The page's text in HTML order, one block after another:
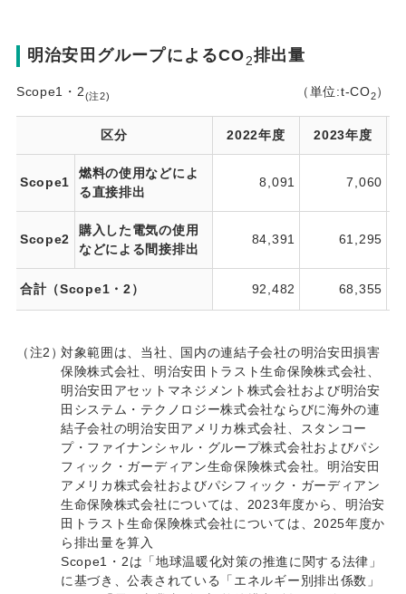
明治安田グループによるCO 2排出量
Scope1・2(注2) （単位:t-CO2）
区分 2022年度 2023年度
Scope1
燃料の使用などによ
る直接排出
8,091 7,060
Scope2
購入した電気の使用
などによる間接排出
84,391 61,295
合計（Scope1・2） 92,482 68,355
（注2）対象範囲は、当社、国内の連結子会社の明治安田損害
保険株式会社、明治安田トラスト生命保険株式会社、
明治安田アセットマネジメント株式会社および明治安
田システム・テクノロジー株式会社ならびに海外の連
結子会社の明治安田アメリカ株式会社、スタンコー
プ・ファイナンシャル・グループ株式会社およびパシ
フィック・ガーディアン生命保険株式会社。明治安田
アメリカ株式会社およびパシフィック・ガーディアン
生命保険株式会社については、2023年度から、明治安
田トラスト生命保険株式会社については、2025年度か
ら排出量を算入
Scope1・2は「地球温暖化対策の推進に関する法律」
に基づき、公表されている「エネルギー別排出係数」